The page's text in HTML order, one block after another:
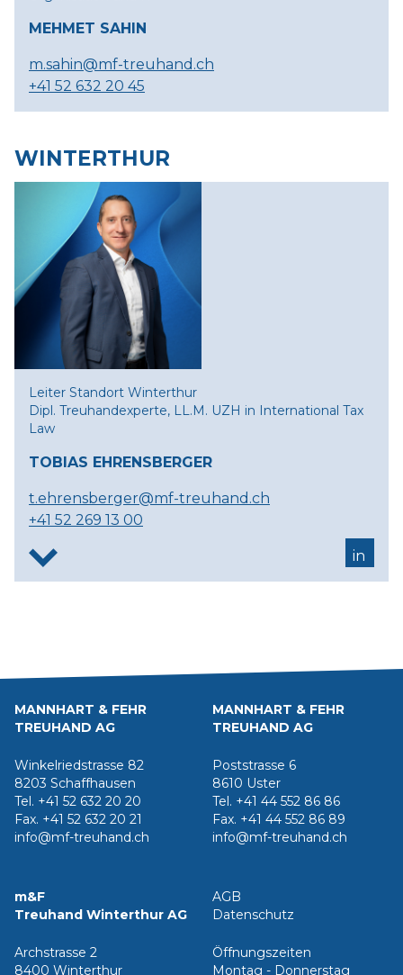
MEHMET SAHIN
m.sahin@mf-treuhand.ch
+41 52 632 20 45
WINTERTHUR
Leiter Standort Winterthur
Dipl. Treuhandexperte, LL.M. UZH in International Tax
Law
TOBIAS EHRENSBERGER
t.ehrensberger@mf-treuhand.ch
+41 52 269 13 00
in
MANNHART & FEHR
TREUHAND AG
Winkelriedstrasse 82
8203 Schaffhausen
Tel. +41 52 632 20 20
Fax. +41 52 632 20 21
info@mf-treuhand.ch
MANNHART & FEHR
TREUHAND AG
Poststrasse 6
8610 Uster
Tel. +41 44 552 86 86
Fax. +41 44 552 86 89
info@mf-treuhand.ch
m&F
Treuhand Winterthur AG
Archstrasse 2
8400 Winterthur
AGB
Datenschutz
Öffnungszeiten
Montag - Donnerstag